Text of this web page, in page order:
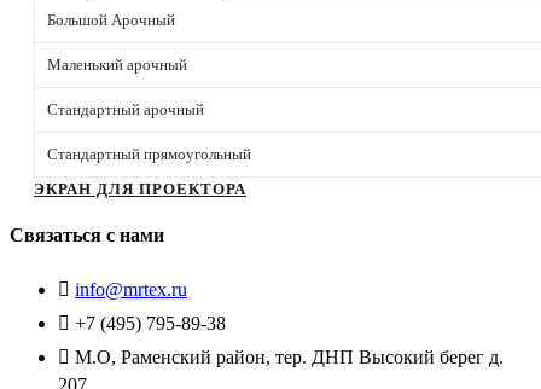
Большой Арочный
Маленький арочный
Стандартный арочный
Стандартный прямоугольный
ЭКРАН ДЛЯ ПРОЕКТОРА
Связаться с нами
info@mrtex.ru
+7 (495) 795-89-38
М.О, Раменский район, тер. ДНП Высокий берег д.
207